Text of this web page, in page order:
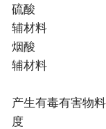
硫酸
辅材料
烟酸
辅材料
产生有毒
度